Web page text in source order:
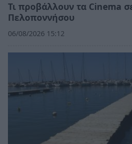
Τι προβάλλουν τα Cinema
Πελοποννήσου
06/08/2026 15:12